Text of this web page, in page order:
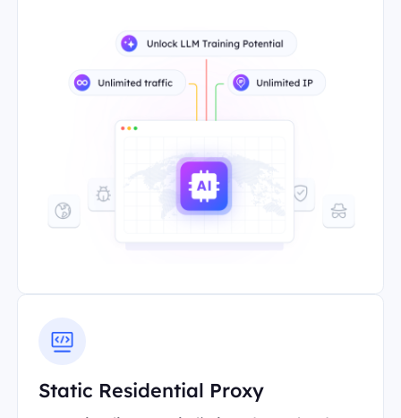
Static Residential Proxy